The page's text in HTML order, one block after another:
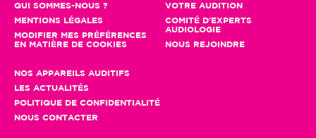
QUI SOMMES-NOUS ?
MENTIONS LÉGALES
MODIFIER MES PRÉFÉRENCES
EN MATIÈRE DE COOKIES
VOTRE AUDITION
COMITÉ D'EXPERTS
AUDIOLOGIE
NOUS REJOINDRE
NOS APPAREILS AUDITIFS
LES ACTUALITÉS
POLITIQUE DE CONFIDENTIALITÉ
NOUS CONTACTER